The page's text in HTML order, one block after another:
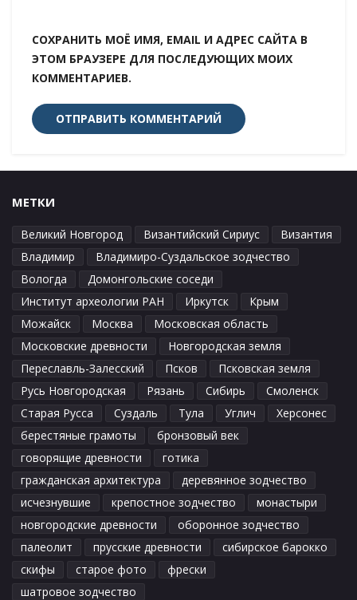
СОХРАНИТЬ МОЁ ИМЯ, EMAIL И АДРЕС САЙТА В
ЭТОМ БРАУЗЕРЕ ДЛЯ ПОСЛЕДУЮЩИХ МОИХ
КОММЕНТАРИЕВ.
МЕТКИ
Великий Новгород Византийский Сириус
Византия
Владимир
Владимиро-Суздальское зодчество
Вологда
Домонгольские соседи
Институт археологии РАН
Иркутск
Крым
Можайск
Москва
Московская область
Московские древности
Новгородская земля
Переславль-Залесский
Псков
Псковская земля
Русь Новгородская
Рязань Сибирь
Смоленск
Старая Русса
Суздаль Тула Углич
Херсонес
берестяные грамоты
бронзовый век
говорящие древности
готика
гражданская архитектура
деревянное зодчество
исчезнувшие
крепостное зодчество
монастыри
новгородские древности
оборонное зодчество
палеолит
прусские древности
сибирское барокко
скифы
старое фото
фрески
шатровое зодчество